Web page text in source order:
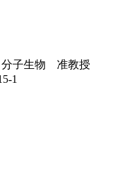
子生物 准教授
1